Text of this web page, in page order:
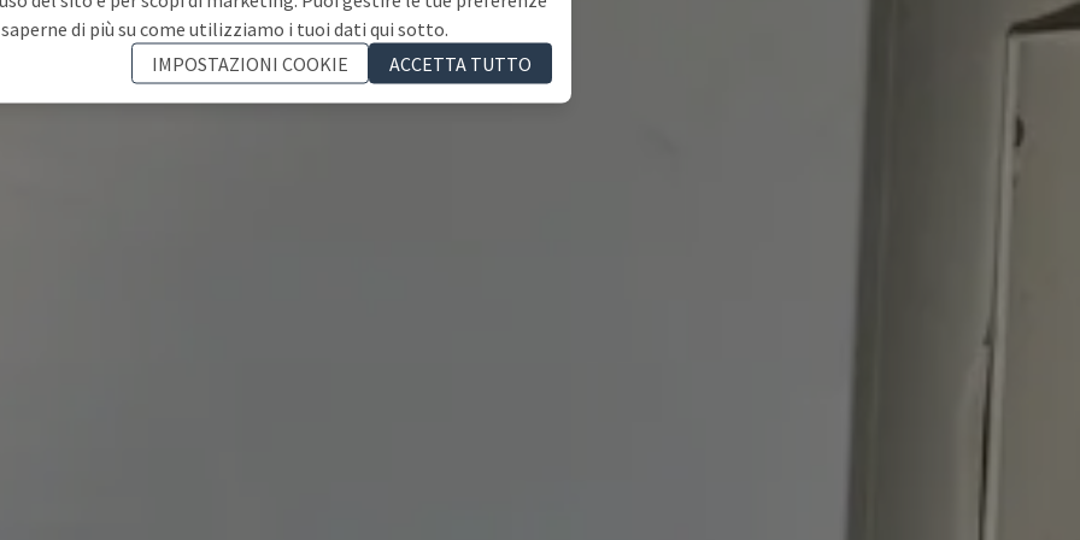
di più su come utilizziamo i tuoi dati qui sotto.
IMPOSTAZIONI COOKIE
ACCETTA TUTTO